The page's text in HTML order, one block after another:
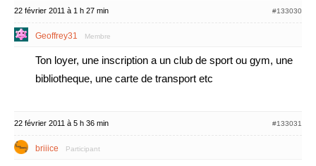
22 février 2011 à 1 h 27 min #133030
Geoffrey31 Membre
Ton loyer, une inscription a un club de sport ou gym, une
bibliotheque, une carte de transport etc
22 février 2011 à 5 h 36 min #133031
briiice Participant